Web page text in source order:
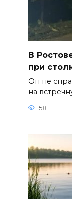
В
при
Он не
на
58